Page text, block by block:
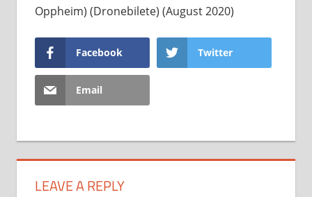
Oppheim) (Dronebilete) (August 2020)
Facebook Twitter
Email
LEAVE A REPLY